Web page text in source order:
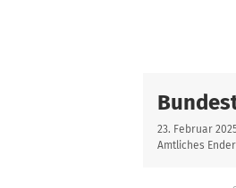
23. Februar
Amtliches